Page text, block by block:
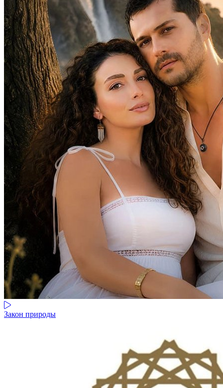
Закон природы